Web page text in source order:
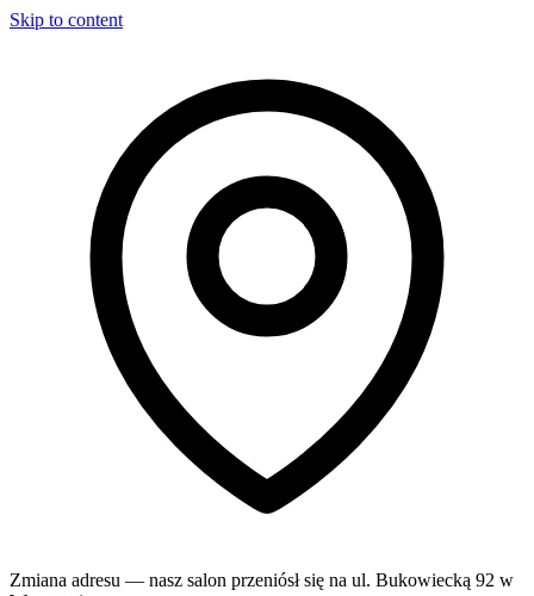
Skip to content
Zmiana adresu — nasz salon przeniósł się na ul. Bukowiecką 92 w